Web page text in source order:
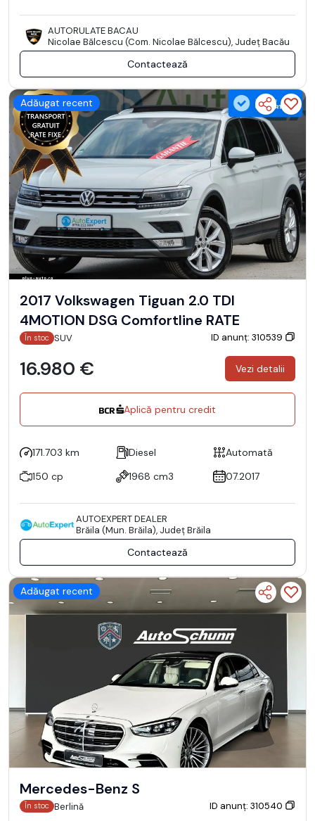
AUTORULATE BACAU
Nicolae Bălcescu (Com. Nicolae Bălcescu), Județ Bacău
Contactează
Adăugat recent
2017 Volkswagen Tiguan 2.0 TDI
4MOTION DSG Comfortline RATE
În stoc SUV ID anunț: 310539
16.980 € Vezi detalii
Aplică pentru credit
171.703 km Diesel
Automată
150 cp
1968 cm3 07.2017
AUTOEXPERT DEALER
Brăila (Mun. Brăila), Județ Brăila
Contactează
Adăugat recent
Mercedes-Benz S
În stoc Berlină ID anunț: 310540